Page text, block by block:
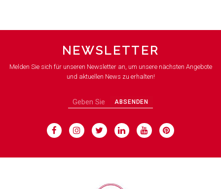
NEWSLETTER
Melden Sie sich für unseren Newsletter an, um unsere nächsten Angebote
und aktuellen News zu erhalten!
ABSENDEN